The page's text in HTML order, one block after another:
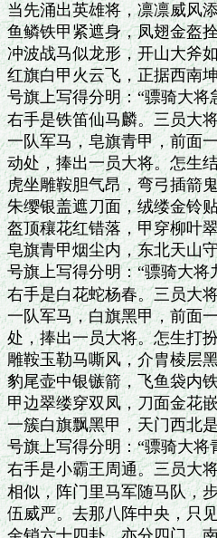
当先涌出英雄将，凛凛威风
鱼鳞铁甲紧遮身，凤翅金盔
冲波战马似龙形，开山大斧
红旗白甲火云飞，正据西南
号旗上写得分明：“骠骑大
右手是铁笛仙马麟。三员大
一队军马，皂旗青甲，前面
动处，捧出一员大将。怎生
虎坐雕鞍胆气昂，弯弓插箭
朱缨银盖遮刀面，绒缕金铃贴
盔顶穰花红错落，甲穿柳叶
皂旗青甲烟尘内，东北天山
号旗上写得分明：“骠骑大
右手是白花蛇杨春。三员大
一队军马，白旗黑甲，前面
处，捧出一员大将。怎生打
雕鞍玉勒马嘶风，介胄棱层
豹尾壶中银镞箭，飞鱼袋内
甲边翠缕穿双凤，刀面金花嵌
一簇白旗飘黑甲，天门西北
号旗上写得分明：“骠骑大
右手是小霸王周通。三员大
相似，阵门里马军随马队，
伍威严。去那八阵中央，只